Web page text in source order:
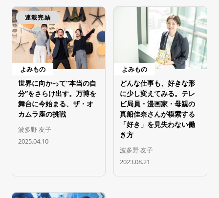
連載完結
よみもの
世界に向かって“本当の自
分”をさらけ出す。万博を
舞台に今始まる、ザ・オ
カムラ座の挑戦
波多野 友子
2025.04.10
よみもの
どんな仕事も、好きな形
に少し変えてみる。テレ
ビ局員・漫画家・母親の
真船佳奈さんが模索する
「好き」を見失わない働
き方
波多野 友子
2023.08.21